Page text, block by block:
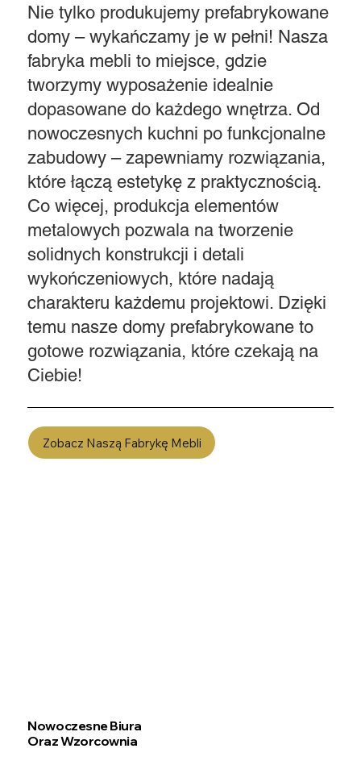
Zobacz Naszą Fabrykę Mebli
Nie tylko produkujemy prefabrykowane
domy – wykańczamy je w pełni! Nasza
fabryka mebli to miejsce, gdzie
tworzymy wyposażenie idealnie
dopasowane do każdego wnętrza. Od
nowoczesnych kuchni po funkcjonalne
zabudowy – zapewniamy rozwiązania,
które łączą estetykę z praktycznością.
Co więcej, produkcja elementów
metalowych pozwala na tworzenie
solidnych konstrukcji i detali
wykończeniowych, które nadają
charakteru każdemu projektowi. Dzięki
temu nasze domy prefabrykowane to
gotowe rozwiązania, które czekają na
Ciebie!
NowoczesneBiura
Oraz Wzorcownia